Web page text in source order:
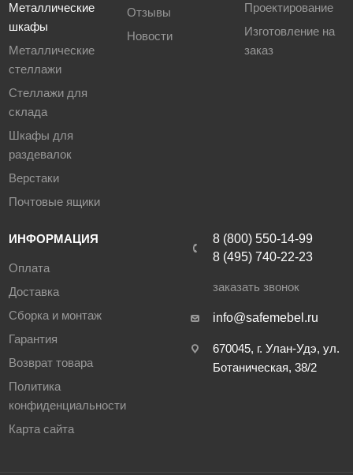
Металлические
шкафы
Металлические
стеллажи
Стеллажи для
склада
Шкафы для
раздевалок
Верстаки
Почтовые ящики
Отзывы
Новости
Проектирование
Изготовление на
заказ
ИНФОРМАЦИЯ
Оплата
Доставка
Сборка и монтаж
Гарантия
Возврат товара
Политика
конфиденциальности
Карта сайта
8 (800) 550-14-99
8 (495) 740-22-23
заказать звонок
info@safemebel.ru
670045, г. Улан-Удэ, ул.
Ботаническая, 38/2